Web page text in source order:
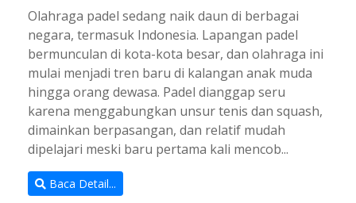
Olahraga padel sedang naik daun di berbagai
negara, termasuk Indonesia. Lapangan padel
bermunculan di kota-kota besar, dan olahraga ini
mulai menjadi tren baru di kalangan anak muda
hingga orang dewasa. Padel dianggap seru
karena menggabungkan unsur tenis dan squash,
dimainkan berpasangan, dan relatif mudah
dipelajari meski baru pertama kali mencob...
Baca Detail...